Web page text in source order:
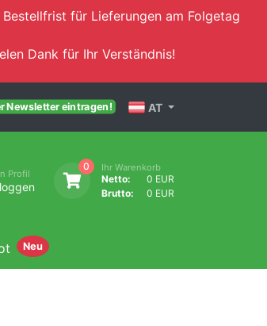
Bestellfrist für Lieferungen am Folgetag
Dank für Ihr Verständnis!
Newsletter eintragen! AT
Profil
0 Ihr Warenkorb
Netto:
0 EUR
Brutto:
0 EUR
Neu